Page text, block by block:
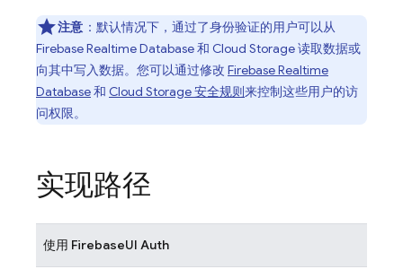
注意 ：默认情况下，通过了身份验证的用户可以从
Firebase Realtime Database和 Cloud Storage读取数据或
向其中写入数据。您可以通过修改 Firebase Realtime
Database和 Cloud Storage安全规则来控制这些用户的访
问权限。
实现路径
使用 FirebaseUI Auth